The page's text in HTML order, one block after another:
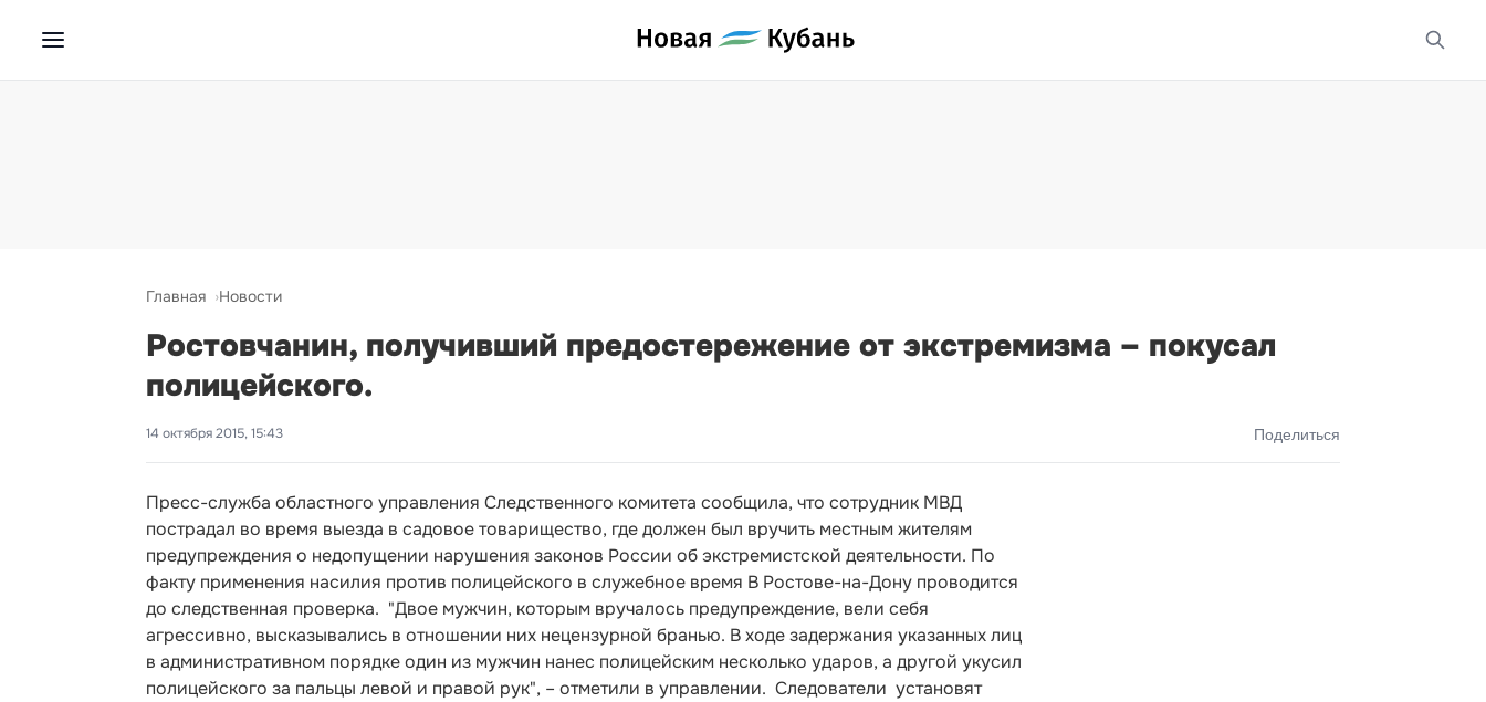
Главная Новости
Ростовчанин, получивший предостережение от экстремизма – покусал
полицейского.
14 октября 2015, 15:43 Поделиться
Пресс-служба областного управления Следственного комитета сообщила, что сотрудник МВД
пострадал во время выезда в садовое товарищество, где должен был вручить местным жителям
предупреждения о недопущении нарушения законов России об экстремистской деятельности. По
факту применения насилия против полицейского в служебное время В Ростове-на-Дону проводится
до следственная проверка. "Двое мужчин, которым вручалось предупреждение, вели себя
агрессивно, высказывались в отношении них нецензурной бранью. В ходе задержания указанных лиц
в административном порядке один из мужчин нанес полицейским несколько ударов, а другой укусил
полицейского за пальцы левой и правой рук", – отметили в управлении. Следователи установят